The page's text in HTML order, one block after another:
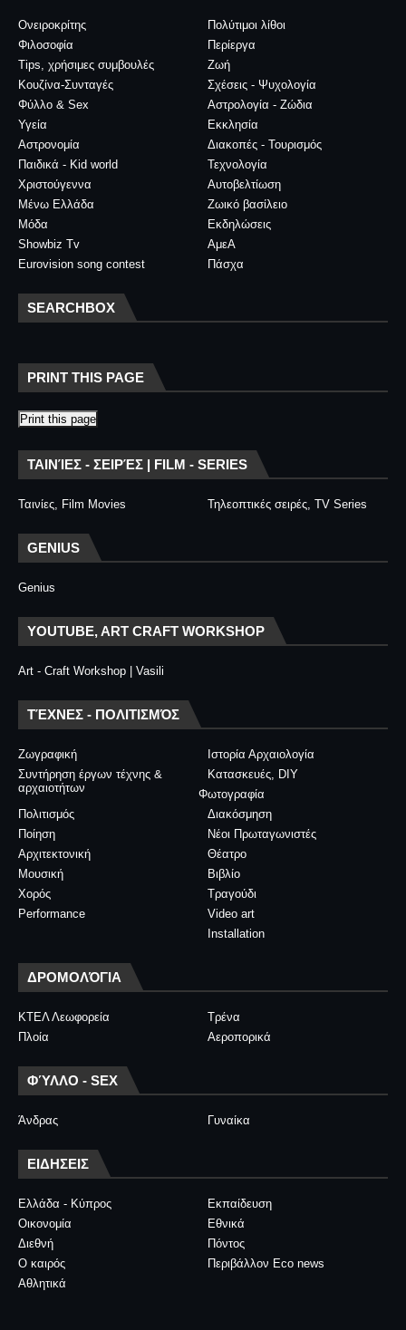
Ονειροκρίτης
Πολύτιμοι λίθοι
Φιλοσοφία
Περίεργα
Tips, χρήσιμες συμβουλές
Ζωή
Κουζίνα-Συνταγές
Σχέσεις - Ψυχολογία
Φύλλο & Sex
Αστρολογία - Ζώδια
Υγεία
Εκκλησία
Αστρονομία
Διακοπές - Τουρισμός
Παιδικά - Kid world
Τεχνολογία
Χριστούγεννα
Αυτοβελτίωση
Μένω Ελλάδα
Ζωικό βασίλειο
Μόδα
Εκδηλώσεις
Showbiz Tv
ΑμεΑ
Eurovision song contest
Πάσχα
SEARCHBOX
PRINT THIS PAGE
Print this page
ΤΑΙΝΊΕΣ - ΣΕΙΡΈΣ | FILM - SERIES
Ταινίες, Film Movies Τηλεοπτικές σειρές, TV Series
GENIUS
Genius
YOUTUBE, ART CRAFT WORKSHOP
Art - Craft Workshop | Vasili
ΤΈΧΝΕΣ - ΠΟΛΙΤΙΣΜΌΣ
Ζωγραφική
Ιστορία Αρχαιολογία
Συντήρηση έργων τέχνης &
αρχαιοτήτων
Κατασκευές, DIY
Φωτογραφία
Διακόσμηση
Πολιτισμός
Νέοι Πρωταγωνιστές
Ποίηση
Θέατρο
Αρχιτεκτονική
Βιβλίο
Μουσική
Τραγούδι
Χορός
Video art
Performance
Installation
ΔΡΟΜΟΛΌΓΙΑ
ΚΤΕΛ Λεωφορεία
Τρένα
Πλοία
Αεροπορικά
ΦΎΛΛΟ - SEX
Άνδρας Γυναίκα
ΕΙΔΗΣΕΙΣ
Ελλάδα - Κύπρος
Εκπαίδευση
Οικονομία
Εθνικά
Διεθνή
Πόντος
Ο καιρός
Περιβάλλον Eco news
Αθλητικά